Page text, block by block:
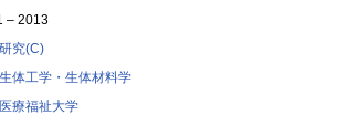
– 2013
究(C)
体工学・生体材料学
療福祉大学